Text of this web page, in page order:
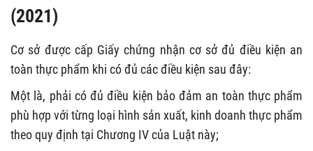
(2021)
Cơ sở được cấp Giấy chứng nhận cơ sở đủ điều kiện an
toàn thực phẩm khi có đủ các điều kiện sau đây:
Một là, phải có đủ điều kiện bảo đảm an toàn thực phẩm
phù hợp với từng loại hình sản xuất, kinh doanh thực phẩm
theo quy định tại Chương IV của Luật này;